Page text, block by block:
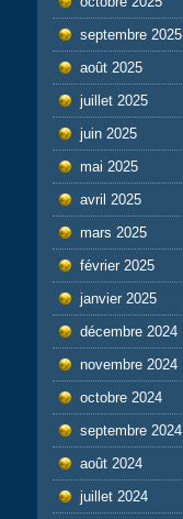
septembre 2025
août 2025
juillet 2025
juin 2025
mai 2025
avril 2025
mars 2025
février 2025
janvier 2025
décembre 2024
novembre 2024
octobre 2024
septembre 2024
août 2024
juillet 2024